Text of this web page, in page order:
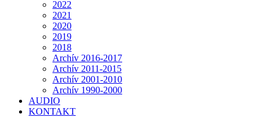
2022
2021
2020
2019
2018
Archív 2016-2017
Archív 2011-2015
Archív 2001-2010
Archív 1990-2000
AUDIO
KONTAKT